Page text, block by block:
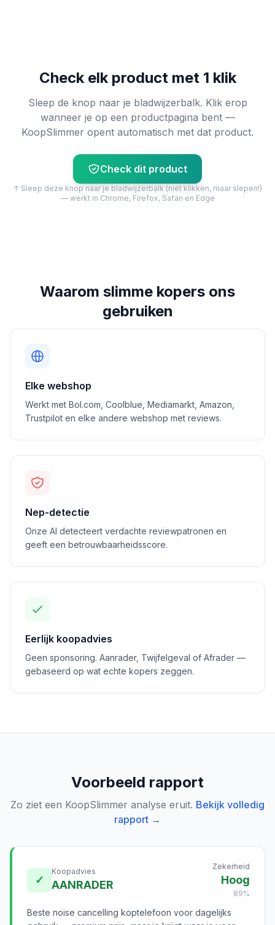
Check elk product met 1 klik
Sleep de knop naar je bladwijzerbalk. Klik erop
wanneer je op een productpagina bent —
KoopSlimmer opent automatisch met dat product.
Check dit product
↑ Sleep deze knop naar je bladwijzerbalk (niet klikken, maar slepen!)
— werkt in Chrome, Firefox, Safari en Edge
Waarom slimme kopers ons
gebruiken
Elke webshop
Werkt met Bol.com, Coolblue, Mediamarkt, Amazon,
Trustpilot en elke andere webshop met reviews.
Nep-detectie
Onze AI detecteert verdachte reviewpatronen en
geeft een betrouwbaarheidsscore.
Eerlijk koopadvies
Geen sponsoring. Aanrader, Twijfelgeval of Afrader —
gebaseerd op wat echte kopers zeggen.
Voorbeeld rapport
Zo ziet een KoopSlimmer analyse eruit. Bekijk volledig
rapport →
✓
Koopadvies
AANRADER
Zekerheid
Hoog
89%
Beste noise cancelling koptelefoon voor dagelijks